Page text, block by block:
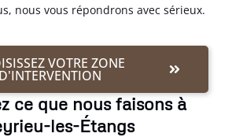
nous vous répondrons avec sérieux.
VOTRE ZONE
D'INTERVENTION
ce que nous faisons à
les-Étangs